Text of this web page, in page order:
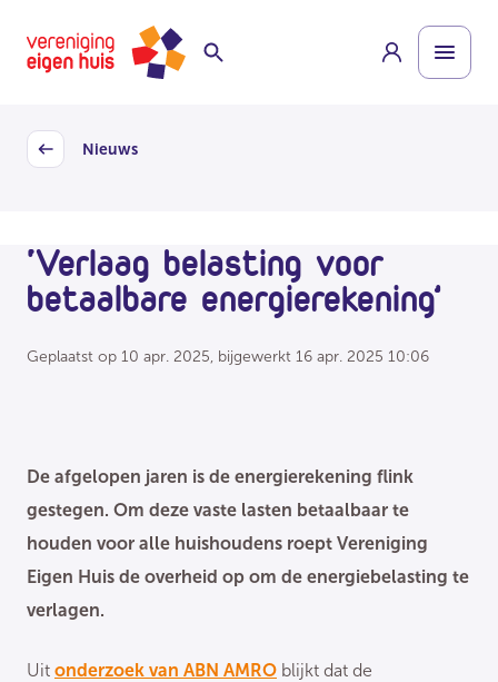
naar
hoofdinhoud
Homepage
Back
Nieuws
‘Verlaag belasting voor
betaalbare energierekening’
Geplaatst op 10 apr. 2025, bijgewerkt 16 apr. 2025 10:06
De afgelopen jaren is de energierekening flink
gestegen. Om deze vaste lasten betaalbaar te
houden voor alle huishoudens roept Vereniging
Eigen Huis de overheid op om de energiebelasting te
verlagen.
Uit onderzoek van ABN AMRO blijkt dat de